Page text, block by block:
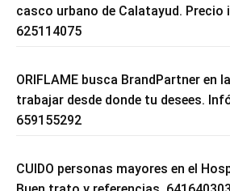
casco urbano de Calatayud. Precio
625114075
ORIFLAME busca BrandPartner en
trabajar desde donde tu desees.
659155292
CUIDO personas mayores en el